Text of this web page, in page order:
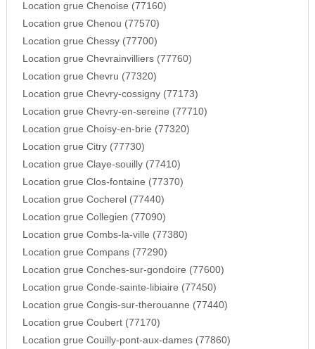
Location grue Chenoise (77160)
Location grue Chenou (77570)
Location grue Chessy (77700)
Location grue Chevrainvilliers (77760)
Location grue Chevru (77320)
Location grue Chevry-cossigny (77173)
Location grue Chevry-en-sereine (77710)
Location grue Choisy-en-brie (77320)
Location grue Citry (77730)
Location grue Claye-souilly (77410)
Location grue Clos-fontaine (77370)
Location grue Cocherel (77440)
Location grue Collegien (77090)
Location grue Combs-la-ville (77380)
Location grue Compans (77290)
Location grue Conches-sur-gondoire (77600)
Location grue Conde-sainte-libiaire (77450)
Location grue Congis-sur-therouanne (77440)
Location grue Coubert (77170)
Location grue Couilly-pont-aux-dames (77860)